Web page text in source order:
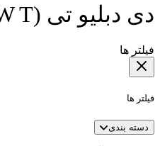
دی دبلیو تی (D W T )
فیلتر ها
فیلتر ها
دسته بندی